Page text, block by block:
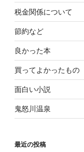
税金関係について
節約など
良かった本
買ってよかったもの
面白い小説
鬼怒川温泉
最近の投稿